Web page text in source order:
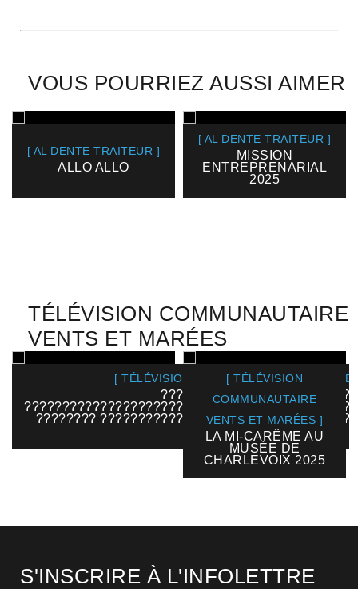
VOUS POURRIEZ AUSSI AIMER
[ AL DENTE TRAITEUR ]
ALLO ALLO
[ AL DENTE TRAITEUR ]
MISSION
ENTREPRENARIAL
2025
TÉLÉVISION COMMUNAUTAIRE
VENTS ET MARÉES
[ TÉLÉVISION COMMUNAUTAIRE VENTS
????????
2025
[ TÉLÉVISION
COMMUNAUTAIRE
VENTS ET MARÉES ]
LA MI-CARÊME AU
MUSÉE DE
CHARLEVOIX 2025
S'INSCRIRE À L'INFOLETTRE